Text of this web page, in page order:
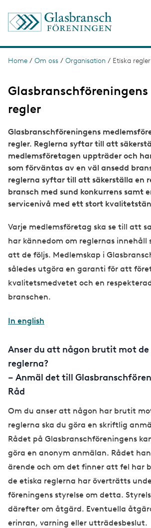
B
e
a
c
r
u
m
b
Home / Om oss / Organisation / Etiska regler
Glasbranschföreningens
regler
Glasbranschföreningens
regler. Reglerna syftar till att
medlemsföretagen uppträder och
som förväntas av en väl ansedd
reglerna syftar till att säkerställa en
bransch med sund konkurrens samt
servicenivå med ett stort
Varje medlemsföretag ska se till att
har kännedom om reglernas innehåll
att de följs. Medlemskap i
således utgöra en garanti för att
kvalitetsmedvetet och en
branschen.
In english
Anser du att någon brutit mot de
reglerna?
– Anmäl det till
Råd
Om du anser att någon har brutit
reglerna ska du göra en skriftlig
Rådet på Glasbranschföreningens
göra en anonym anmälan. Rådet
ärende och om det finner att fel har
de etiska reglerna har överträtts
föreningens styrelse om detta.
därefter om åtgärd. Eventuella
erinran, varning eller utträdesbeslut.